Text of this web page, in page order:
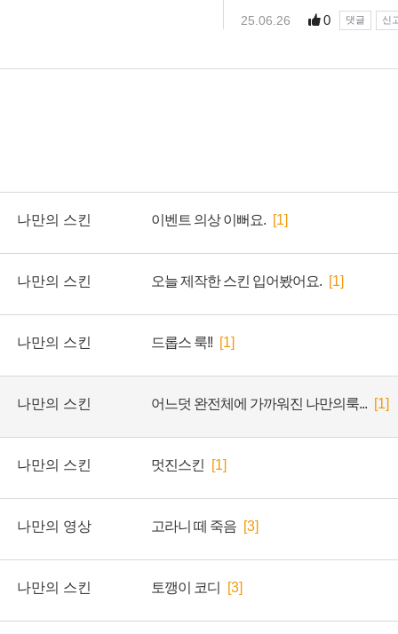
나만의 스킨 이벤트 의상 이뻐요. [1]
나만의 스킨 오늘 제작한 스킨 입어봤어요. [1]
나만의 스킨 드롭스 룩!! [1]
나만의 스킨 어느덧 완전체에 가까워진 나만의룩... [1]
나만의 스킨 멋진스킨 [1]
나만의 영상 고라니 떼 죽음 [3]
나만의 스킨 토깽이 코디 [3]